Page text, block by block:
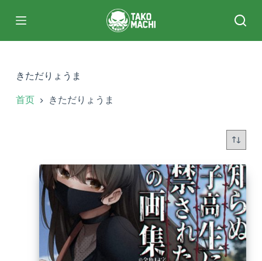
过
きただりょうま
首页 きただりょうま